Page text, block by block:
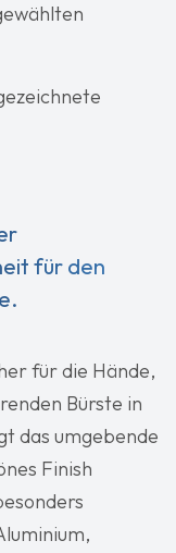
für den
für die Hände,
Bürste in
das umgebende
Finish